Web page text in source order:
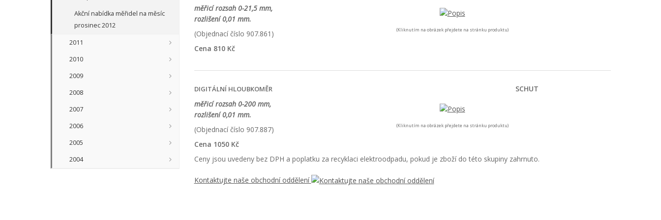
Akční nabídka měřidel na měsíc
prosinec 2012
2011
2010
2009
2008
2007
2006
2005
2004
měřicí rozsah 0-21,5 mm,
rozlišení 0,01 mm.
(Objednací číslo 907.861)
Cena 810 Kč
(Kliknutím na obrázek přejdete na stránku produktu)
DIGITÁLNÍ HLOUBKOMĚR
SCHUT
měřicí rozsah 0-200 mm,
rozlišení 0,01 mm.
(Objednací číslo 907.887)
Cena 1050 Kč
(Kliknutím na obrázek přejdete na stránku produktu)
Ceny jsou uvedeny bez DPH a poplatku za recyklaci elektroodpadu, pokud je zboží do této skupiny zahrnuto.
Kontaktujte naše obchodní oddělení